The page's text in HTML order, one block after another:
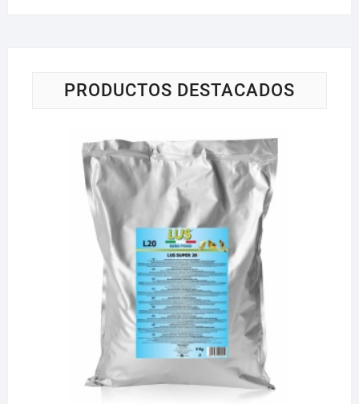
PRODUCTOS DESTACADOS